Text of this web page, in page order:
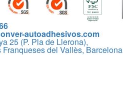
autoadhesivos.com
25 (P. Pla de Llerona),
Franqueses del Vallès, Barcelona